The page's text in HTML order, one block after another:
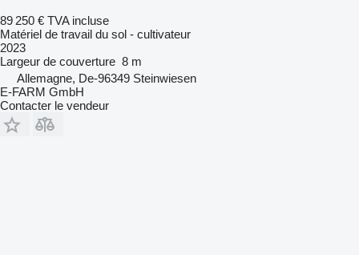
89 250 € TVA incluse
Matériel de travail du sol - cultivateur
2023
Largeur de couverture 8 m
Allemagne, De-96349 Steinwiesen
E-FARM GmbH
Contacter le vendeur